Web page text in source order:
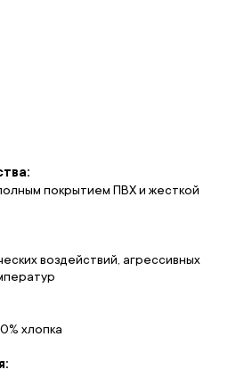
покрытием ПВХ и жесткой
воздействий, агрессивных
хлопка